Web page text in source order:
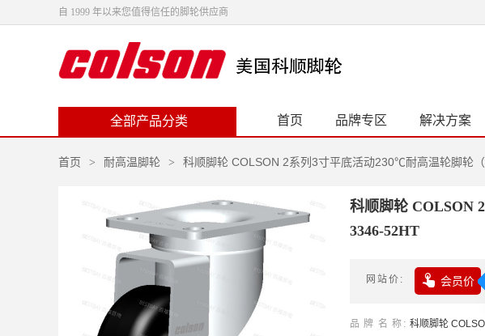
自 1999 年以来您值得信任的脚轮供应商
全部产品分类 首页 品牌专区 解决方案
首页 > 耐高温脚轮 > 科顺脚轮 COLSON 2系列3寸平底活动230℃耐高温轮脚轮
科顺脚轮 COLSON
3346-52HT
网站价  会员价
品牌名称 科顺脚轮